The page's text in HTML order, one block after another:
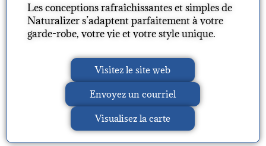
Les conceptions rafraîchissantes et simples de
Naturalizer s’adaptent parfaitement à votre
garde-robe, votre vie et votre style unique.
Visitez le site web
Envoyez un courriel
Visualisez la carte